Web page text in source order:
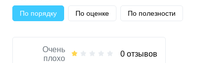
По порядку По оценке По полезности
Очень
плохо
0 отзывов